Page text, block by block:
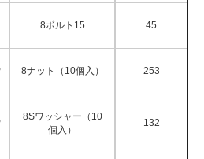
8ボルト15 45
8ナット（10個入） 253
8Sワッシャー（10
個入）
132